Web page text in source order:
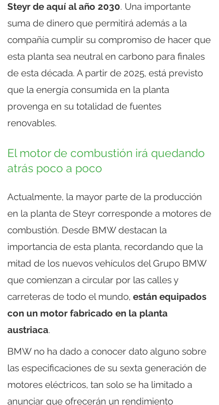
Steyr de aquí al año 2030. Una importante
suma de dinero que permitirá además a la
compañía cumplir su compromiso de hacer que
esta planta sea neutral en carbono para finales
de esta década. A partir de 2025, está previsto
que la energía consumida en la planta
provenga en su totalidad de fuentes
renovables.
El motor de combustión irá quedando
atrás poco a poco
Actualmente, la mayor parte de la producción
en la planta de Steyr corresponde a motores de
combustión. Desde BMW destacan la
importancia de esta planta, recordando que la
mitad de los nuevos vehículos del Grupo BMW
que comienzan a circular por las calles y
carreteras de todo el mundo, están equipados
con un motor fabricado en la planta
austriaca.
BMW no ha dado a conocer dato alguno sobre
las especificaciones de su sexta generación de
motores eléctricos, tan solo se ha limitado a
anunciar que ofrecerán un rendimiento